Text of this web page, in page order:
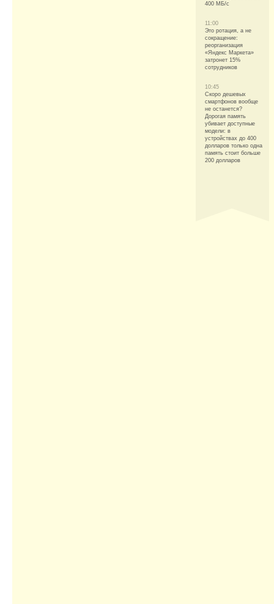
400 МБ/с
11:00
Это ротация, а не
сокращение:
реорганизация
«Яндекс Маркета»
затронет 15%
сотрудников
10:45
Скоро дешевых
смартфонов вообще
не останется?
Дорогая память
убивает доступные
модели: в
устройствах до 400
долларов только одна
память стоит больше
200 долларов